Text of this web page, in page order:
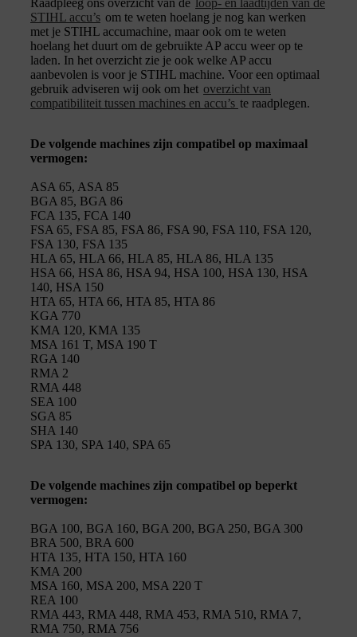
Raadpleeg ons overzicht van de
loop- en laadtijden van de
STIHL accu’s om te weten hoelang je nog kan werken
met je STIHL accumachine, maar ook om te weten
hoelang het duurt om de gebruikte AP accu weer op te
laden. In het overzicht zie je ook welke AP accu
aanbevolen is voor je STIHL machine. Voor een optimaal
gebruik adviseren wij ook om het overzicht van
compatibiliteit tussen machines en accu’s te raadplegen.
De volgende machines zijn compatibel op maximaal
vermogen:
ASA 65, ASA 85
BGA 85, BGA 86
FCA 135, FCA 140
FSA 65, FSA 85, FSA 86, FSA 90, FSA 110, FSA 120,
FSA 130, FSA 135
HLA 65, HLA 66, HLA 85, HLA 86, HLA 135
HSA 66, HSA 86, HSA 94, HSA 100, HSA 130, HSA
140, HSA 150
HTA 65, HTA 66, HTA 85, HTA 86
KGA 770
KMA 120, KMA 135
MSA 161 T, MSA 190 T
RGA 140
RMA 2
RMA 448
SEA 100
SGA 85
SHA 140
SPA 130, SPA 140, SPA 65
De volgende machines zijn compatibel op beperkt
vermogen:
BGA 100, BGA 160, BGA 200, BGA 250, BGA 300
BRA 500, BRA 600
HTA 135, HTA 150, HTA 160
KMA 200
MSA 160, MSA 200, MSA 220 T
REA 100
RMA 443, RMA 448, RMA 453, RMA 510, RMA 7,
RMA 750, RMA 756